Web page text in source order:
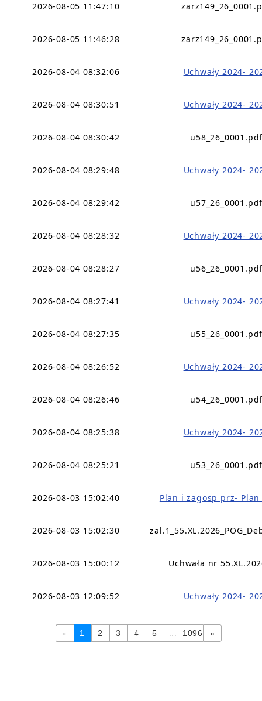
2026-08-05 11:47:10
2026-08-05 11:46:28
2026-08-04 08:32:06 Uchwały 2024-
2026-08-04 08:30:51 Uchwały 2024-
2026-08-04 08:30:42
2026-08-04 08:29:48 Uchwały 2024-
2026-08-04 08:29:42
2026-08-04 08:28:32 Uchwały 2024-
2026-08-04 08:28:27
2026-08-04 08:27:41 Uchwały 2024-
2026-08-04 08:27:35
2026-08-04 08:26:52 Uchwały 2024-
2026-08-04 08:26:46
2026-08-04 08:25:38 Uchwały 2024-
2026-08-04 08:25:21
2026-08-03 15:02:40 Plan i zagosp prz-
2026-08-03 15:02:30
2026-08-03 15:00:12 Uchwała nr
2026-08-03 12:09:52 Uchwały 2024-
« 1 2 3 4 5 1096 »